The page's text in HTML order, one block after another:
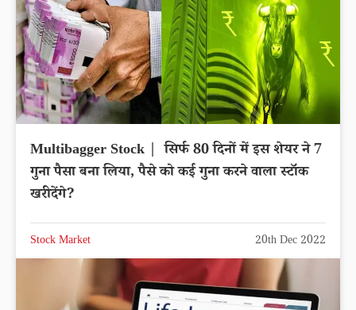
Multibagger Stock | सिर्फ 80 दिनों में इस शेयर ने 7
गुना पैसा बना लिया, पैसे को कई गुना करने वाला स्टॉक
खरीदेंगे?
Stock Market 20th Dec 2022